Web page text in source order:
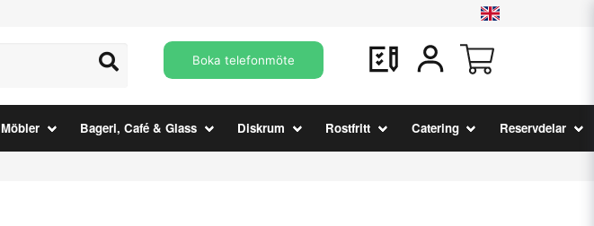
Boka telefonmöte
Möbler Bageri, Café & Glass Diskrum Rostfritt Catering Reservdelar